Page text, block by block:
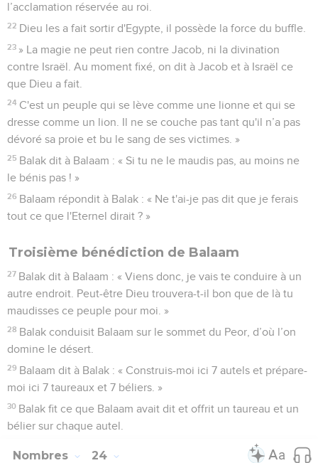
l’acclamation réservée au roi.
22 Dieu les a fait sortir d'Egypte, il possède la force du buffle.
23 » La magie ne peut rien contre Jacob, ni la divination
contre Israël. Au moment fixé, on dit à Jacob et à Israël ce
que Dieu a fait.
24 C'est un peuple qui se lève comme une lionne et qui se
dresse comme un lion. Il ne se couche pas tant qu'il n’a pas
dévoré sa proie et bu le sang de ses victimes. »
25 Balak dit à Balaam : « Si tu ne le maudis pas, au moins ne
le bénis pas ! »
26 Balaam répondit à Balak : « Ne t'ai-je pas dit que je ferais
tout ce que l'Eternel dirait ? »
Troisième bénédiction de Balaam
27 Balak dit à Balaam : « Viens donc, je vais te conduire à un
autre endroit. Peut-être Dieu trouvera-t-il bon que de là tu
maudisses ce peuple pour moi. »
28 Balak conduisit Balaam sur le sommet du Peor, d’où l’on
domine le désert.
29 Balaam dit à Balak : « Construis-moi ici 7 autels et prépare-
moi ici 7 taureaux et 7 béliers. »
30 Balak fit ce que Balaam avait dit et offrit un taureau et un
bélier sur chaque autel.
Nombres 24